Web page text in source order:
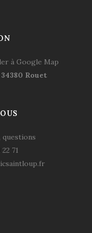
à Google Map
Rouet
71